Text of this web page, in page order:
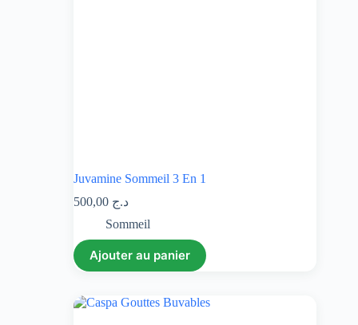
Juvamine Sommeil 3 En 1
د.ج 500,00
Sommeil
Ajouter au panier